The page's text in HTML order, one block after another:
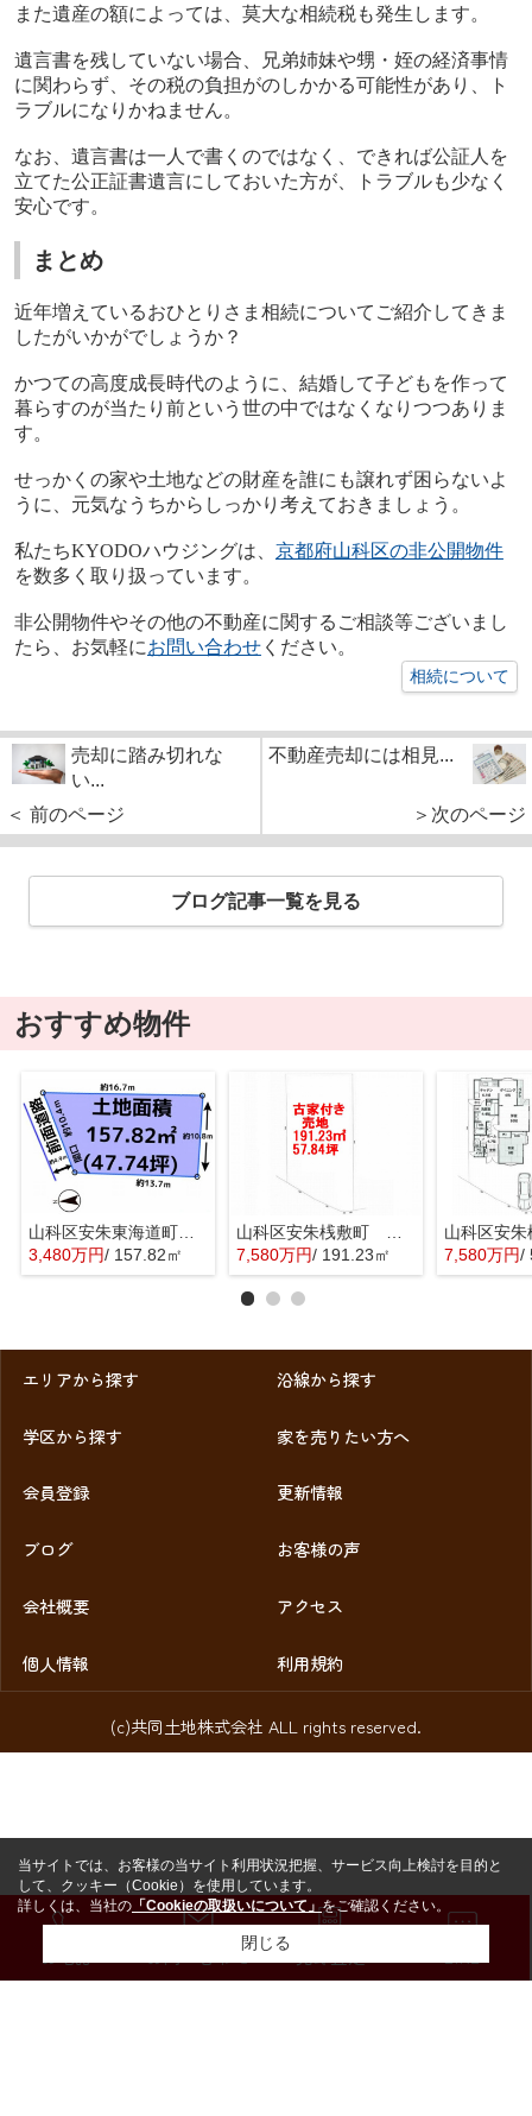
また遺産の額によっては、莫大な相続税も発生します。
遺言書を残していない場合、兄弟姉妹や甥・姪の経済事情
に関わらず、その税の負担がのしかかる可能性があり、ト
ラブルになりかねません。
なお、遺言書は一人で書くのではなく、できれば公証人を
立てた公正証書遺言にしておいた方が、トラブルも少なく
安心です。
まとめ
近年増えているおひとりさま相続についてご紹介してきま
したがいかがでしょうか？
かつての高度成長時代のように、結婚して子どもを作って
暮らすのが当たり前という世の中ではなくなりつつありま
す。
せっかくの家や土地などの財産を誰にも譲れず困らないよ
うに、元気なうちからしっかり考えておきましょう。
私たちKYODOハウジングは、 京都府山科区の非公開物件
を数多く取り扱っています。
非公開物件やその他の不動産に関するご相談等ございまし
たら、お気軽にお問い合わせください。
相続について
売却に踏み切れな
い...
＜ 前のページ
不動産売却には相見...
＞次のページ
ブログ記事一覧を見る
おすすめ物件
山科区安朱東海道町 売地
3,480万円/ 157.82㎡
山科区安朱桟敷町 売地
7,580万円/ 191.23㎡ 7,580万円/
エリアから探す 沿線から探す
学区から探す 家を売りたい方へ
会員登録 更新情報
ブログ お客様の声
会社概要 アクセス
個人情報 利用規約
(c)共同土地株式会社 ALL rights reserved.
お問い合わせ
当サイトでは、お客様の当サイト利用状況把握、サービス向上検討を目的と
して、クッキー（Cookie）を使用しています。
詳しくは、当社の 「Cookieの取扱いについて」をご確認ください。
閉じる